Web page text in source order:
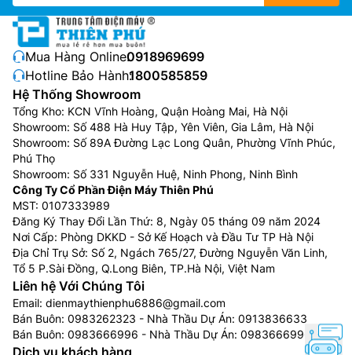
Mua Hàng Online:0918969699
Hotline Bảo Hành:1800585859
Hệ Thống Showroom
Tổng Kho: KCN Vĩnh Hoàng, Quận Hoàng Mai, Hà Nội
Showroom: Số 488 Hà Huy Tập, Yên Viên, Gia Lâm, Hà Nội
Showroom: Số 89A Đường Lạc Long Quân, Phường Vĩnh Phúc,
Phú Thọ
Showroom: Số 331 Nguyễn Huệ, Ninh Phong, Ninh Bình
Công Ty Cổ Phần Điện Máy Thiên Phú
MST: 0107333989
Đăng Ký Thay Đổi Lần Thứ: 8, Ngày 05 tháng 09 năm 2024
Nơi Cấp: Phòng DKKD - Sở Kế Hoạch và Đầu Tư TP Hà Nội
Địa Chỉ Trụ Sở: Số 2, Ngách 765/27, Đường Nguyễn Văn Linh,
Tổ 5 P.Sài Đồng, Q.Long Biên, TP.Hà Nội, Việt Nam
Liên hệ Với Chúng Tôi
Email: dienmaythienphu6886@gmail.com
Bán Buôn: 0983262323 - Nhà Thầu Dự Án: 0913836633
Bán Buôn: 0983666996 - Nhà Thầu Dự Án: 0983666996
Dịch vụ khách hàng